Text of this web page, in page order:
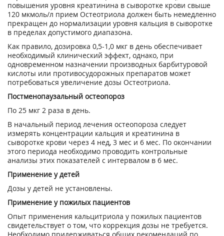
повышения уровня креатинина в сыворотке крови свыше
120 мкмоль/л прием Остеотриола должен быть немедленно
прекращен до нормализации уровня кальция в сыворотке
в пределах допустимого диапазона.
Как правило, дозировка 0,5-1,0 мкг в день обеспечивает
необходимый клинический эффект, однако, при
одновременном назначении производных барбитуровой
кислоты или противосудорожных препаратов может
потребоваться увеличение дозы Остеотриола.
Постменопаузальный остеопороз
По 25 мкг 2 раза в день.
В начальный период лечения остеопороза следует
измерять концентрации кальция и креатинина в
сыворотке крови через 4 нед, 3 мес и 6 мес. По окончании
этого периода необходимо проводить контрольные
анализы этих показателей с интервалом в 6 мес.
Применение у детей
Дозы у детей не установлены.
Применение у пожилых пациентов
Опыт применения кальцитриола у пожилых пациентов
свидетельствует о том, что коррекция дозы не требуется.